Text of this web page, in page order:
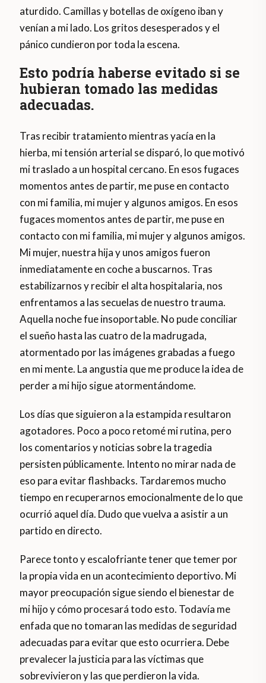
aturdido. Camillas y botellas de oxígeno iban y
venían a mi lado. Los gritos desesperados y el
pánico cundieron por toda la escena.
Esto podría haberse evitado si se
hubieran tomado las medidas
adecuadas.
Tras recibir tratamiento mientras yacía en la
hierba, mi tensión arterial se disparó, lo que motivó
mi traslado a un hospital cercano. En esos fugaces
momentos antes de partir, me puse en contacto
con mi familia, mi mujer y algunos amigos. En esos
fugaces momentos antes de partir, me puse en
contacto con mi familia, mi mujer y algunos amigos.
Mi mujer, nuestra hija y unos amigos fueron
inmediatamente en coche a buscarnos. Tras
estabilizarnos y recibir el alta hospitalaria, nos
enfrentamos a las secuelas de nuestro trauma.
Aquella noche fue insoportable. No pude conciliar
el sueño hasta las cuatro de la madrugada,
atormentado por las imágenes grabadas a fuego
en mi mente. La angustia que me produce la idea de
perder a mi hijo sigue atormentándome.
Los días que siguieron a la estampida resultaron
agotadores. Poco a poco retomé mi rutina, pero
los comentarios y noticias sobre la tragedia
persisten públicamente. Intento no mirar nada de
eso para evitar flashbacks. Tardaremos mucho
tiempo en recuperarnos emocionalmente de lo que
ocurrió aquel día. Dudo que vuelva a asistir a un
partido en directo.
Parece tonto y escalofriante tener que temer por
la propia vida en un acontecimiento deportivo. Mi
mayor preocupación sigue siendo el bienestar de
mi hijo y cómo procesará todo esto. Todavía me
enfada que no tomaran las medidas de seguridad
adecuadas para evitar que esto ocurriera. Debe
prevalecer la justicia para las víctimas que
sobrevivieron y las que perdieron la vida.